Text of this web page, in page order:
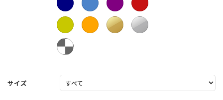
サイズ